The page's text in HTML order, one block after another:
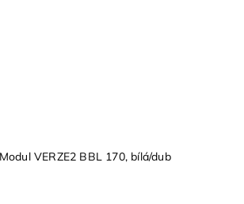
VERZE2 BBL 170, bílá/dub